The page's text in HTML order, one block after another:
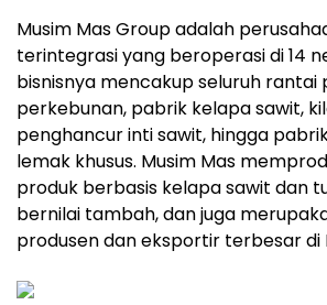
Musim Mas Group adalah
terintegrasi yang beroperasi di 14
bisnisnya mencakup seluruh rantai
perkebunan, pabrik kelapa sawit,
penghancur inti sawit, hingga
lemak khusus. Musim Mas
produk berbasis kelapa sawit dan
bernilai tambah, dan juga
produsen dan eksportir terbesar di